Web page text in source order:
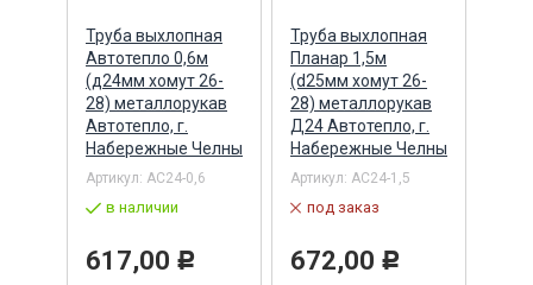
Труба выхлопная
Автотепло 0,6м
(д24мм хомут 26-
28) металлорукав
Автотепло, г.
Набережные Челны
Артикул: АС24-0,6
в наличии
617,00 Р
Труба выхлопная
Планар 1,5м
(d25мм хомут 26-
28) металлорукав
Д24 Автотепло, г.
Набережные Челны
Артикул: АС24-1,5
под заказ
672,00 Р